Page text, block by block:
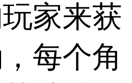
家来获
每个角